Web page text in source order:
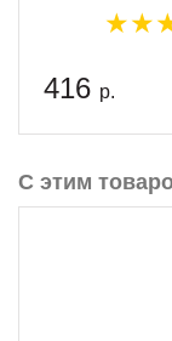
416 р.
С этим